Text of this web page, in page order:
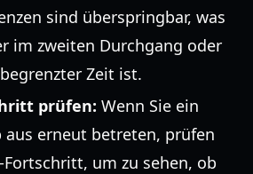
sind überspringbar, was
im zweiten Durchgang oder
Zeit ist.
prüfen: Wenn Sie ein
aus erneut betreten, prüfen
Fortschritt, um zu sehen, ob